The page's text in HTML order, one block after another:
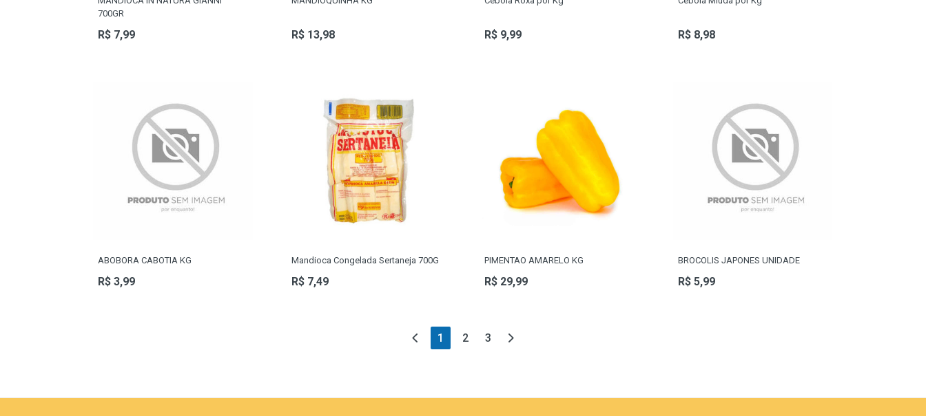
700GR
R$ 7,99 R$ 13,98 R$ 9,99 R$ 8,98
ABOBORA CABOTIA KG
R$ 3,99
Mandioca Congelada Sertaneja 700G
R$ 7,49
PIMENTAO AMARELO KG
R$ 29,99
BROCOLIS JAPONES UNIDADE
R$ 5,99
1 (current)
2 3